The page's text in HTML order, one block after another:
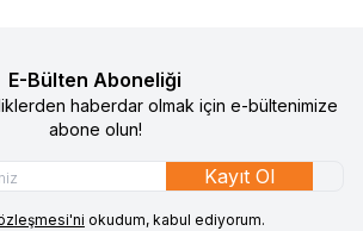
E-Bülten Aboneliği
haberdar olmak için e-bültenimize
abone olun!
Kayıt Ol
okudum, kabul ediyorum.